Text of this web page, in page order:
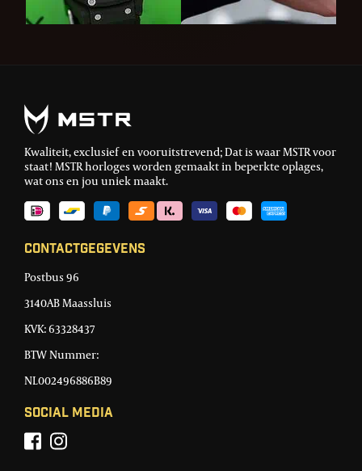
Kwaliteit, exclusief en vooruitstrevend; Dat is waar MSTR voor
staat! MSTR horloges worden gemaakt in beperkte oplages,
wat ons en jou uniek maakt.
Contactgegevens
Postbus 96
3140AB Maassluis
KVK: 63328437
BTW Nummer:
NL002496886B89
Social Media